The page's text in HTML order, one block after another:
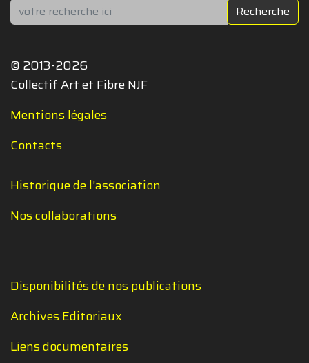
Rechercher Recherche
© 2013-2026
Collectif Art et Fibre NJF
Mentions légales
Contacts
Historique de l'association
Nos collaborations
Disponibilités de nos publications
Archives Editoriaux
Liens documentaires